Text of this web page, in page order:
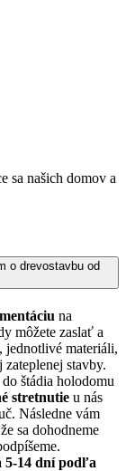
sa našich domov a
o drevostavbu od
na
môžete zaslať a
jednotlivé materiáli,
stavby.
do štádia holodomu
stretnutie u nás
Následne vám
sa dohodneme
5-14 dní podľa